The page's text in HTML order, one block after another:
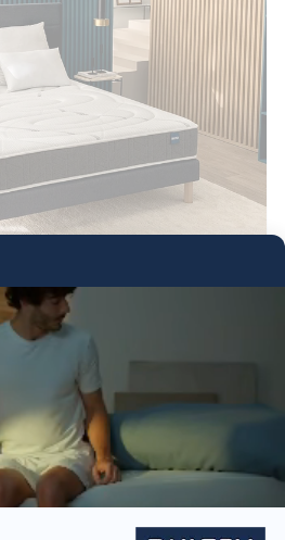
5 zones morphologiques
gabarits
de forme à cœur + Bodysoft,